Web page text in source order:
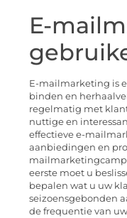
E-
E-mailmarketing is
binden en
regelmatig met
nuttige en
effectieve e-
aanbiedingen en
eerste moet u
bepalen wat u uw
seizoensgebonden
de frequentie van